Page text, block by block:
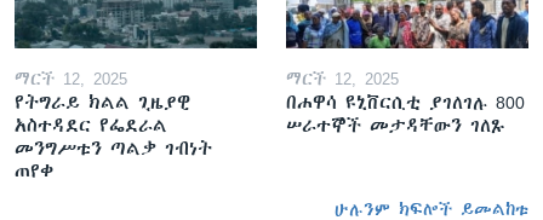
ማርች 12, 2025
የትግራይ ክልል ጊዜያዊ
አስተዳደር የፌደራል
መንግሥቱን ጣልቃ ገብነት
ጠየቀ
ማርች 12, 2025
በሐዋሳ ዩኒቨርሲቲ ያገለገሉ 800
ሠራተኞች መታዳቸውን ገለጹ
ሁሉንም ክፍሎች ይመልከቱ